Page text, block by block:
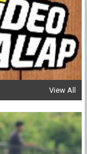
View All